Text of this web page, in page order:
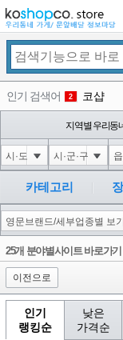
인기 검색어 2 코샵
3 익스
4 은계타
5 미끄럼
6 대성설
1
지역별 우리동
카테고리
25개 분야별사이트 바로가기
이전으로
인기
랭킹순
낮은
가격순